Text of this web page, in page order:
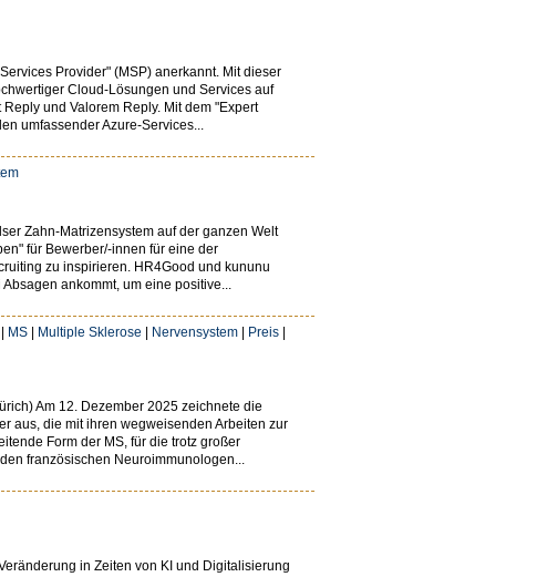
Provider" (MSP) anerkannt. Mit dieser
Cloud-Lösungen und Services auf
und Valorem Reply. Mit dem "Expert
umfassender Azure-Services...
Zahn-Matrizensystem auf der ganzen Welt
für Bewerber/-innen für eine der
zu inspirieren. HR4Good und kununu
ankommt, um eine positive...
MS | Multiple Sklerose | Nervensystem | Preis |
Am 12. Dezember 2025 zeichnete die
aus, die mit ihren wegweisenden Arbeiten zur
Form der MS, für die trotz großer
französischen Neuroimmunologen...
in Zeiten von KI und Digitalisierung